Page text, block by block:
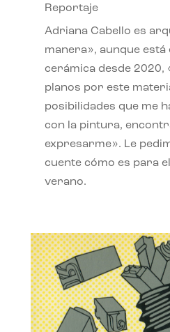
Reportaje
Adriana Cabello es
manera», aunque está
cerámica desde 2020,
planos por este
posibilidades que me
con la pintura,
expresarme». Le
cuente cómo es para
verano.